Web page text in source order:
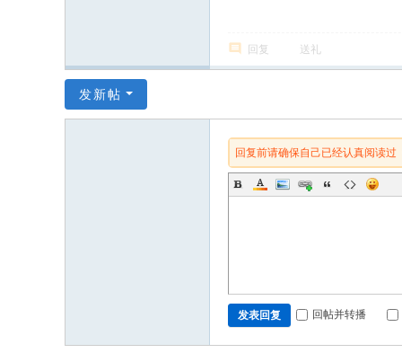
回复 送礼
发新帖
回复前请确保自己已经认真阅读过
发表回复 回帖并转播